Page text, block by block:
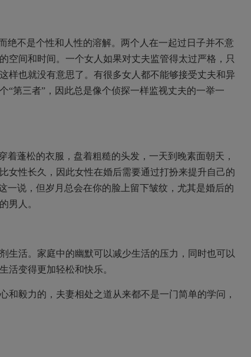
绝不是个性和人性的溶解。两个人在一起过日子并不意
空间和时间。一个女人如果对丈夫监管得太过严格，只
样也就没有意思了。有很多女人都不能够接受丈夫和异
“第三者”，因此总是像个侦探一样监视丈夫的一举一
蓬松的衣服，盘着粗糙的头发，一天到晚素面朝天，
女性长久，因此女性在婚后需要通过打扮来提升自己的
一说，但岁月总会在你的脸上留下皱纹，尤其是婚后的
男人。
生活。家庭中的幽默可以减少生活的压力，同时也可以
活变得更加轻松和快乐。
和毅力的，夫妻相处之道从来都不是一门简单的学问，